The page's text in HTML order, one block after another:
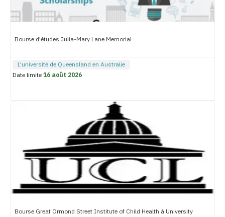
Bourse d'études Julia-Mary Lane Memorial
L'université de Queensland en Australie
Date limite16 août 2026
Bourse Great Ormond Street Institute of Child Health à University